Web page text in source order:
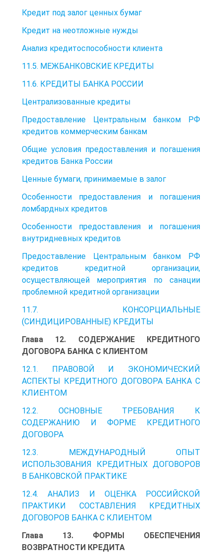
Кредит под залог ценных бумаг
Кредит на неотложные нужды
Анализ кредитоспособности клиента
11.5. МЕЖБАНКОВСКИЕ КРЕДИТЫ
11.6. КРЕДИТЫ БАНКА РОССИИ
Централизованные кредиты
Предоставление Центральным банком РФ
кредитов коммерческим банкам
Общие условия предоставления и погашения
кредитов Банка России
Ценные бумаги, принимаемые в залог
Особенности предоставления и погашения
ломбардных кредитов
Особенности предоставления и погашения
внутридневных кредитов
Предоставление Центральным банком РФ
кредитов кредитной организации,
осуществляющей мероприятия по санации
проблемной кредитной организации
11.7. КОНСОРЦИАЛЬНЫЕ
(СИНДИЦИРОВАННЫЕ) КРЕДИТЫ
Глава 12. СОДЕРЖАНИЕ КРЕДИТНОГО
ДОГОВОРА БАНКА С КЛИЕНТОМ
12.1. ПРАВОВОЙ И ЭКОНОМИЧЕСКИЙ
АСПЕКТЫ КРЕДИТНОГО ДОГОВОРА БАНКА С
КЛИЕНТОМ
12.2. ОСНОВНЫЕ ТРЕБОВАНИЯ К
СОДЕРЖАНИЮ И ФОРМЕ КРЕДИТНОГО
ДОГОВОРА
12.3. МЕЖДУНАРОДНЫЙ ОПЫТ
ИСПОЛЬЗОВАНИЯ КРЕДИТНЫХ ДОГОВОРОВ
В БАНКОВСКОЙ ПРАКТИКЕ
12.4. АНАЛИЗ И ОЦЕНКА РОССИЙСКОЙ
ПРАКТИКИ СОСТАВЛЕНИЯ КРЕДИТНЫХ
ДОГОВОРОВ БАНКА С КЛИЕНТОМ
Глава 13. ФОРМЫ ОБЕСПЕЧЕНИЯ
ВОЗВРАТНОСТИ КРЕДИТА